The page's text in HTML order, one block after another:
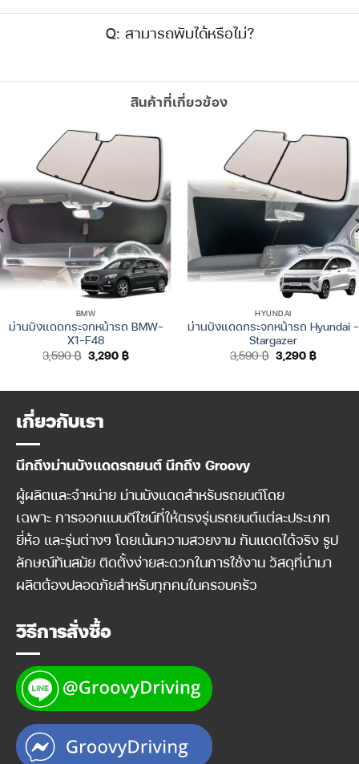
Q: สามารถพับได้หรือไม่?
สินค้าที่เกี่ยวข้อง
BMW
ม่านบังแดดกระจกหน้ารถ BMW-
X1-F48
3,590฿ Original
price
3,290฿Current
price
HYUNDAI
ม่านบังแดดกระจกหน้ารถ Hyundai –
Stargazer
3,590฿ Original
price
3,290฿Current
price
เกี่ยวกับเรา
นึกถึงม่านบังแดดรถยนต์ นึกถึง Groovy
ผู้ผลิตและจำหน่าย ม่านบังแดดสำหรับรถยนต์โดย
เฉพาะ การออกแบบดีไซน์ที่ให้ตรงรุ่นรถยนต์แต่ละประเภท
ยี่ห้อ และรุ่นต่างๆ โดยเน้นความสวยงาม กันแดดได้จริง รูป
ลักษณ์ทันสมัย ติดตั้งง่ายสะดวกในการใช้งาน วัสดุที่นำมา
ผลิตต้องปลอดภัยสำหรับทุกคนในครอบครัว
วิธีการสั่งซื้อ